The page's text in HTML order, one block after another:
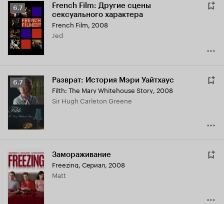
Рейтинг
Кинопоиска
6.7
6.7
French Film: Другие сцены
сексуального характера
French Film, 2008
Jed
Рейтинг
Кинопоиска
6.7
6.7 Разврат: История Мэри Уайтхаус
Filth: The Mary Whitehouse Story, 2008
Sir Hugh Carleton Greene
Замораживание
Freezing, Сериал, 2008
Matt